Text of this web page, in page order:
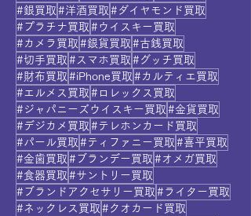
#銀買取 #洋酒買取 #ダイヤモンド買取
#プラチナ買取 #ウイスキー買取
#カメラ買取 #銀貨買取 #古銭買取
#切手買取 #スマホ買取 #グッチ買取
#財布買取 #iPhone買取 #カルティエ買取
#エルメス買取 #ロレックス買取
#ジャパニーズウイスキー買取 #金貨買取
#デジカメ買取 #テレホンカード買取
#パール買取 #ティファニー買取 #喜平買取
#金歯買取 #ブランデー買取 #オメガ買取
#食器買取 #サントリー買取
#ブランドアクセサリー買取 #ライター買取
#ネックレス買取 #クオカード買取